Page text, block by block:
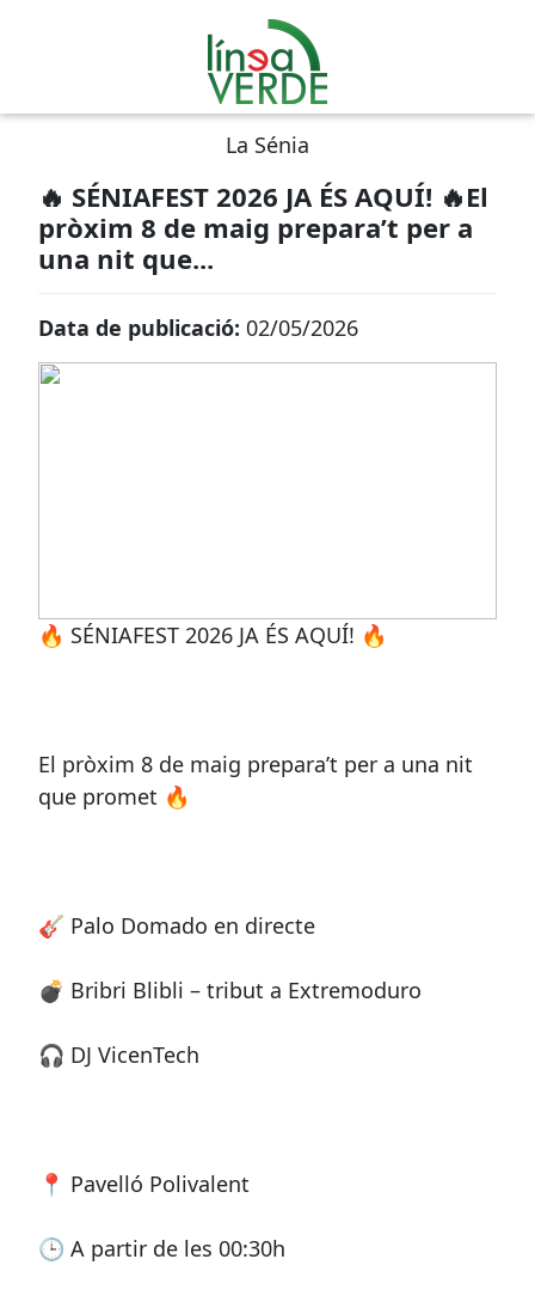
La Sénia
🔥 SÉNIAFEST 2026 JA ÉS AQUÍ! 🔥El
pròxim 8 de maig prepara’t per a
una nit que...
Data de publicació: 02/05/2026
🔥 SÉNIAFEST 2026 JA ÉS AQUÍ! 🔥
El pròxim 8 de maig prepara’t per a una nit
que promet 🔥
🎸 Palo Domado en directe
💣 Bribri Blibli – tribut a Extremoduro
🎧 DJ VicenTech
📍 Pavelló Polivalent
🕒 A partir de les 00:30h